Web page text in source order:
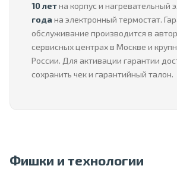
10 летна корпус и нагревательный
года на электронный термостат.
обслуживание производится в
сервисных центрах в Москве и
России. Для активации гарантии
сохранить чек и гарантийный талон.
Фишки и технологии